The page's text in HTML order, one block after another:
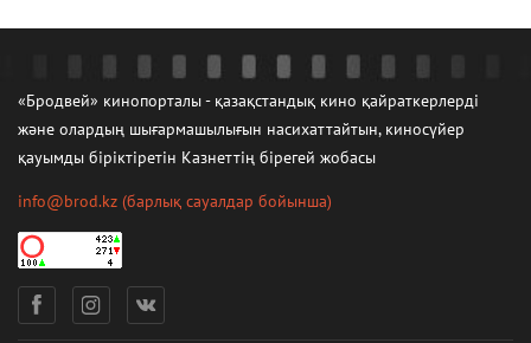
«Бродвей» кинопорталы - қазақстандық кино қайраткерлерді
және олардың шығармашылығын насихаттайтын, киносүйер
қауымды біріктіретін Казнеттің бірегей жобасы
info@brod.kz (барлық сауалдар бойынша)